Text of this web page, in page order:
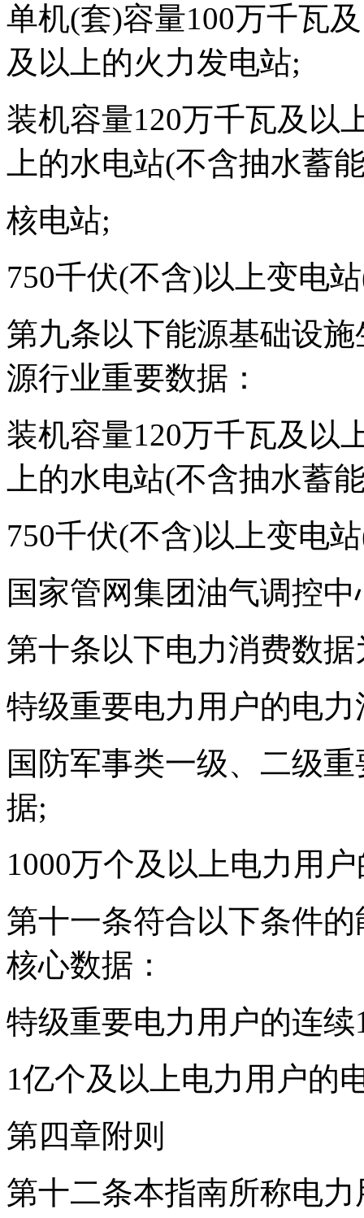
单机(套)容量100万千瓦
及以上的火力发电站;
装机容量120万千瓦及以
上的水电站(不含抽水蓄
核电站;
750千伏(不含)以上变电
第九条以下能源基础设
源行业重要数据：
装机容量120万千瓦及以
上的水电站(不含抽水蓄
750千伏(不含)以上变电
国家管网集团油气调控
第十条以下电力消费数
特级重要电力用户的电
国防军事类一级、二级
据;
1000万个及以上电力用
第十一条符合以下条件
核心数据：
特级重要电力用户的连
1亿个及以上电力用户的
第四章附则
第十二条本指南所称电